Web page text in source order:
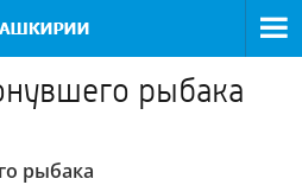
рыбака
рыбака